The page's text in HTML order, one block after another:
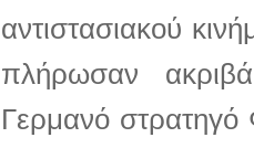
αντιστασιακού
πλήρωσαν
Γερμανό στρατηγό